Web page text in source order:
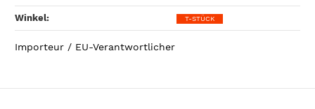
Winkel‍: T-STÜCK
Importeur / EU-Verantwortlicher